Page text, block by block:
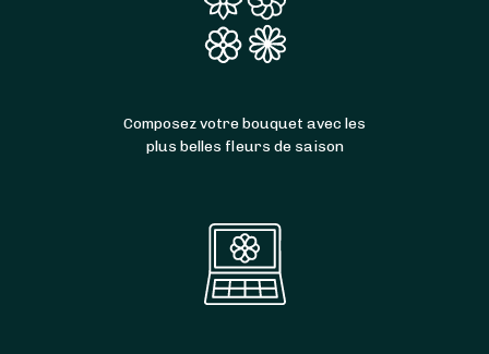
Composez votre bouquet avec les
plus belles fleurs de saison